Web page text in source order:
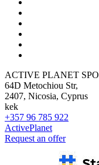
ACTIVE PLANET
64D Metochiou Str,
2407, Nicosia, Cyprus
kek
+357 96 785 922
ActivePlanet
Request an offer